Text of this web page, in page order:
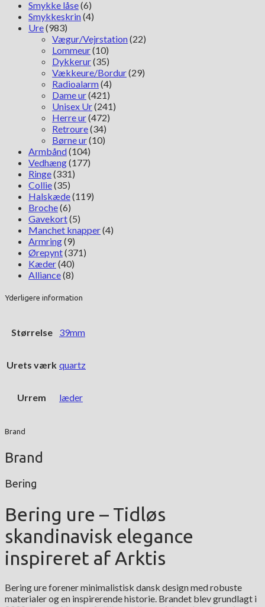
Smykke låse(6)
Smykkeskrin(4)
Ure(983)
Vægur/Vejrstation(22)
Lommeur(10)
Dykkerur(35)
Vækkeure/Bordur(29)
Radioalarm(4)
Dame ur(421)
Unisex Ur(241)
Herre ur(472)
Retroure(34)
Børne ur(10)
Armbånd(104)
Vedhæng(177)
Ringe(331)
Collie(35)
Halskæde(119)
Broche(6)
Gavekort(5)
Manchet knapper(4)
Armring(9)
Ørepynt(371)
Kæder(40)
Alliance(8)
Yderligere information
Størrelse 39mm
Urets værk quartz
Urrem læder
Brand
Brand
Bering
Bering ure – Tidløs
skandinavisk elegance
inspireret af Arktis
Bering ure forener minimalistisk dansk design med robuste
materialer og en inspirerende historie. Brandet blev grundlagt i